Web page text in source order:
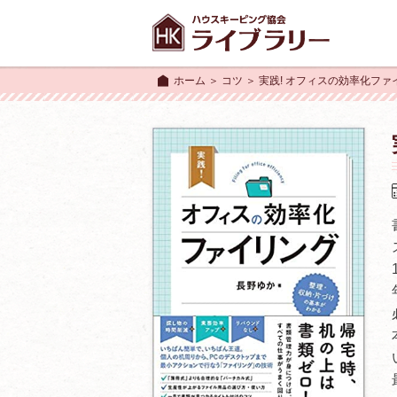
ホーム ＞ コツ ＞ 実践! オフィスの効率化ファ